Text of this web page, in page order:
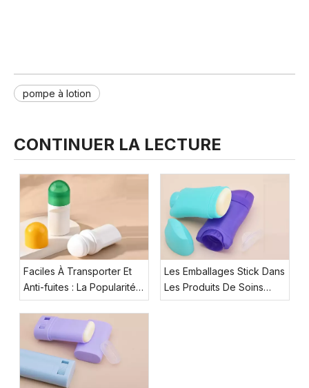
pompe à lotion
CONTINUER LA LECTURE
Faciles À Transporter Et
Anti-fuites : La Popularité
Croissante Des Flacons
Roll-on Pendant L'été
Les Emballages Stick Dans
Les Produits De Soins
Haut De Gamme Pour